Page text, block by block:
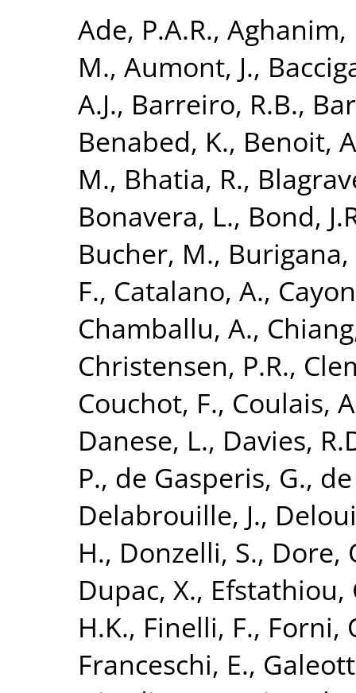
Ade, P.A.R., Aghanim,
M., Aumont, J.,
A.J., Barreiro, R.B.,
Benabed, K., Benoit,
M., Bhatia, R.,
Bonavera, L., Bond,
Bucher, M., Burigana,
F., Catalano, A.,
Chamballu, A.,
Christensen, P.R.,
Couchot, F., Coulais,
Danese, L., Davies,
P., de Gasperis, G.,
Delabrouille, J.,
H., Donzelli, S., Dore,
Dupac, X., Efstathiou,
H.K., Finelli, F., Forni,
Franceschi, E.,